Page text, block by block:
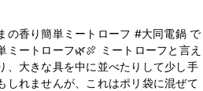
の香り簡単ミートローフ #大同電鍋 で
ミートローフ🌿🍖 ミートローフと言え
、大きな具を中に並べたりして少し手
しれませんが、これはポリ袋に混ぜて